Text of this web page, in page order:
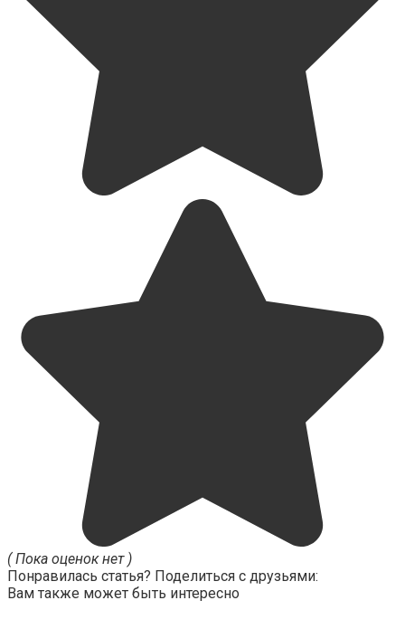
( Пока оценок нет )
Понравилась статья? Поделиться с друзьями:
Вам также может быть интересно